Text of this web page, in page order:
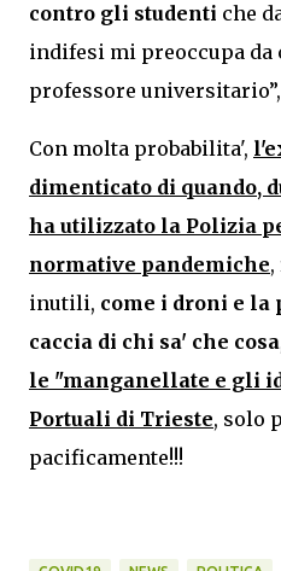
contro gli studenti che
indifesi mi preoccupa da
professore universitario”,
Con molta probabilita',
dimenticato di quando,
ha utilizzato la Polizia
normative pandemiche
inutili, come i droni e
caccia di chi sa' che cosa
le "manganellate e gli
Portuali di Trieste, solo
pacificamente!!!